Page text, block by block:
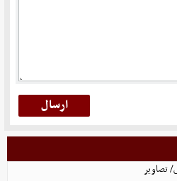
تصاویر